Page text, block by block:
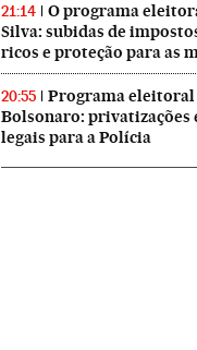
21:14
O programa
Silva: subidas de
ricos e proteção para as
20:55
Programa eleitoral
Bolsonaro: privatizações
legais para a Polícia